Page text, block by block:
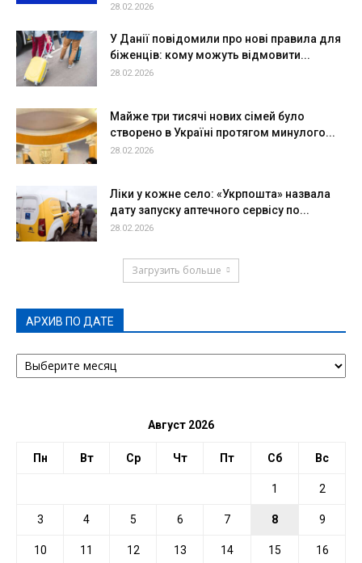
28.02.2026
У Данії повідомили про нові правила для
біженців: кому можуть відмовити...
28.02.2026
Майже три тисячі нових сімей було
створено в Україні протягом минулого...
28.02.2026
Ліки у кожне село: «Укрпошта» назвала
дату запуску аптечного сервісу по...
28.02.2026
Загрузить больше
АРХИВ ПО ДАТЕ
АРХИВ
ПО
Август 2026
Пн Вт Ср Чт Пт Сб Вс
1 2
3 4 5 6 7 8 9
10 11 12 13 14 15 16